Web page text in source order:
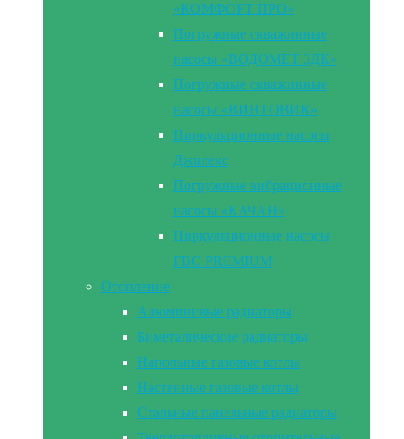
«КОМФОРТ ПРО»
Погружные скважинные
насосы «ВОДОМЕТ 3ДК»
Погружные скважинные
насосы «ВИНТОВИК»
Циркуляционные насосы
Джилекс
Погружные вибрационные
насосы «КАЧАН»
Циркуляционные насосы
ГВС PREMIUM
Отопление
Алюминивые радиаторы
Биметалические радиаторы
Напольные газовые котлы
Настенные газовые котлы
Стальные панельные радиаторы